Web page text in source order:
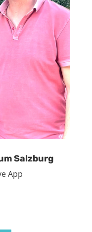
Salzburg
App